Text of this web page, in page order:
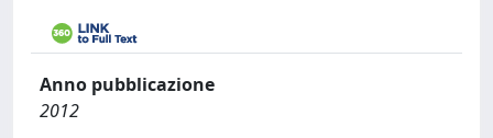
Anno pubblicazione
2012